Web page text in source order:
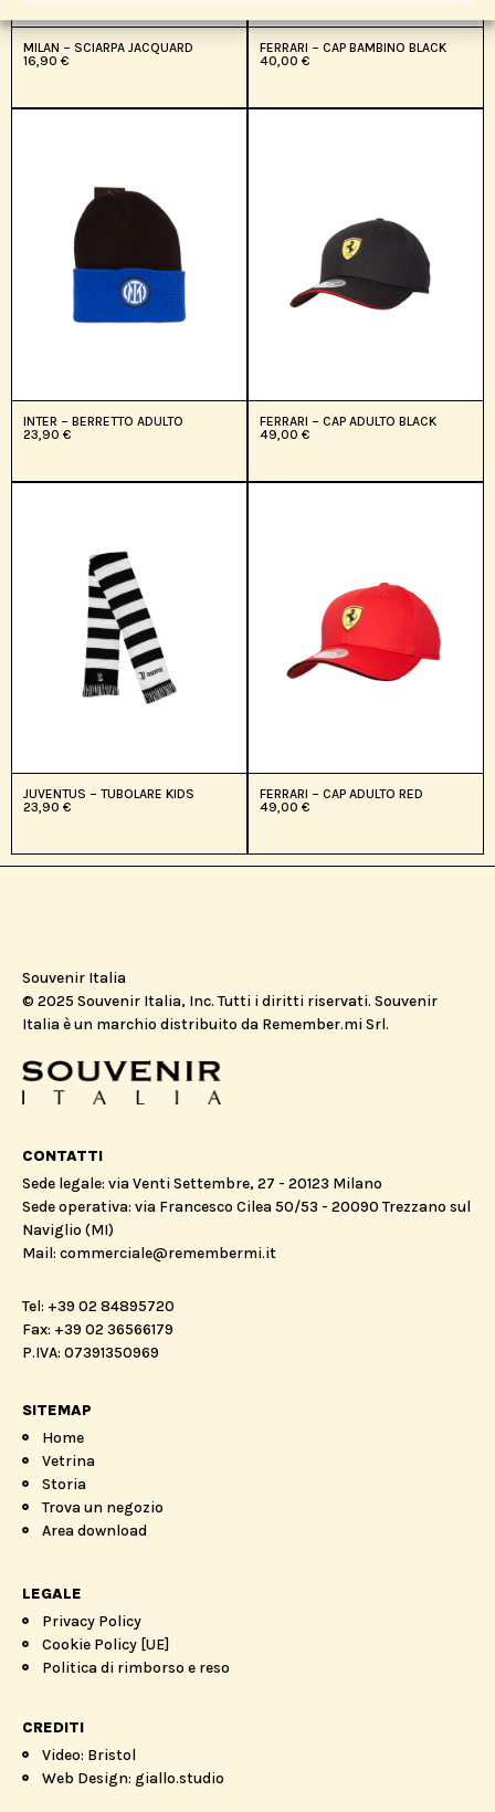
MILAN – SCIARPA JACQUARD
16,90 €
FERRARI – CAP BAMBINO BLACK
40,00 €
INTER – BERRETTO ADULTO
23,90 €
FERRARI – CAP ADULTO BLACK
49,00 €
JUVENTUS – TUBOLARE KIDS
23,90 €
FERRARI – CAP ADULTO RED
49,00 €
Souvenir Italia
© 2025 Souvenir Italia, Inc. Tutti i diritti riservati. Souvenir
Italia è un marchio distribuito da Remember.mi Srl.
CONTATTI
Sede legale: via Venti Settembre, 27 - 20123 Milano
Sede operativa: via Francesco Cilea 50/53 - 20090 Trezzano sul
Naviglio (MI)
Mail: commerciale@remembermi.it
Tel: +39 02 84895720
Fax: +39 02 36566179
P.IVA: 07391350969
SITEMAP
Home
Vetrina
Storia
Trova un negozio
Area download
LEGALE
Privacy Policy
Cookie Policy [UE]
Politica di rimborso e reso
CREDITI
Video: Bristol
Web Design: giallo.studio